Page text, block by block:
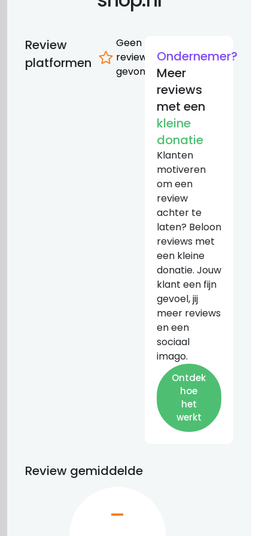
Review
platformen
Geen
reviews
gevonden
Ondernemer?
Meer
reviews
met een
kleine
donatie
Klanten
motiveren
om een
review
achter te
laten? Beloon
reviews met
een kleine
donatie. Jouw
klant een fijn
gevoel, jij
meer reviews
en een
sociaal
imago.
Ontdek
hoe
het
werkt
Review gemiddelde
–